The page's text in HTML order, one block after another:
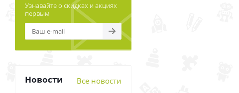
Узнавайте о скидках и акциях
первым
Новости Все новости